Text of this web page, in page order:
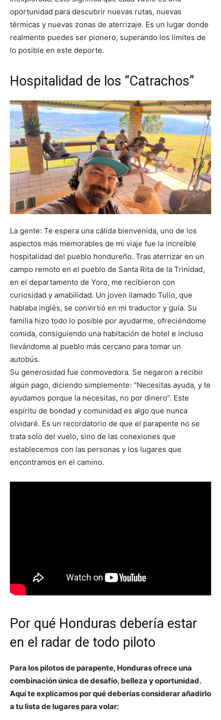
oportunidad para descubrir nuevas rutas, nuevas
térmicas y nuevas zonas de aterrizaje. Es un lugar donde
realmente puedes ser pionero, superando los límites de
lo posible en este deporte.
Hospitalidad de los “Catrachos”
La gente: Te espera una cálida bienvenida, uno de los
aspectos más memorables de mi viaje fue la increíble
hospitalidad del pueblo hondureño. Tras aterrizar en un
campo remoto en el pueblo de Santa Rita de la Trinidad,
en el departamento de Yoro, me recibieron con
curiosidad y amabilidad. Un joven llamado Tulio, que
hablaba inglés, se convirtió en mi traductor y guía. Su
familia hizo todo lo posible por ayudarme, ofreciéndome
comida, consiguiendo una habitación de hotel e incluso
llevándome al pueblo más cercano para tomar un
autobús.
Su generosidad fue conmovedora. Se negaron a recibir
algún pago, diciendo simplemente: “Necesitas ayuda, y te
ayudamos porque la necesitas, no por dinero”. Este
espíritu de bondad y comunidad es algo que nunca
olvidaré. Es un recordatorio de que el parapente no se
trata solo del vuelo, sino de las conexiones que
establecemos con las personas y los lugares que
encontramos en el camino.
Por qué Honduras debería estar
en el radar de todo piloto
Para los pilotos de parapente, Honduras ofrece una
combinación única de desafío, belleza y oportunidad.
Aquí te explicamos por qué deberías considerar añadirlo
a tu lista de lugares para volar: